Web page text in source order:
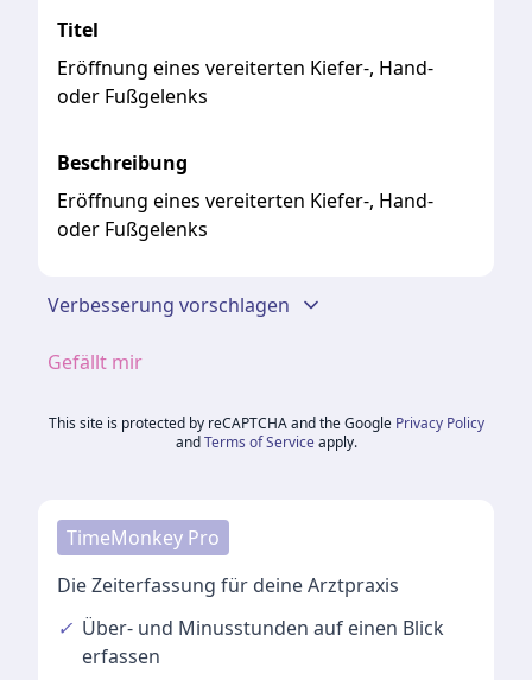
Titel
Eröffnung eines vereiterten Kiefer-, Hand-
oder Fußgelenks
Beschreibung
Eröffnung eines vereiterten Kiefer-, Hand-
oder Fußgelenks
Verbesserung vorschlagen
Gefällt mir
This site is protected by reCAPTCHA and the Google Privacy Policy
and Terms of Service apply.
TimeMonkey Pro
Die Zeiterfassung für deine Arztpraxis
✓ Über- und Minusstunden auf einen Blick
erfassen